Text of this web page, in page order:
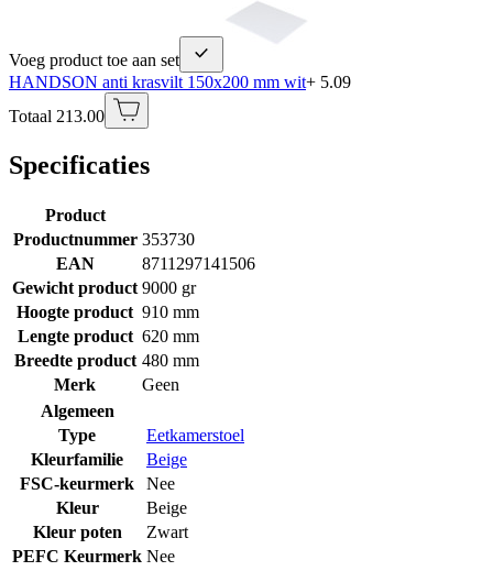
Voeg product toe aan set
HANDSON anti krasvilt 150x200 mm wit+ 5.09
Totaal 213.00
Specificaties
Product
Productnummer 353730
EAN
8711297141506
Gewicht product 9000 gr
Hoogte product 910 mm
Lengte product 620 mm
Breedte product 480 mm
Merk
Geen
Algemeen
Type
Eetkamerstoel
Kleurfamilie
Beige
FSC-keurmerk
Nee
Kleur
Beige
Kleur poten
Zwart
PEFC Keurmerk Nee